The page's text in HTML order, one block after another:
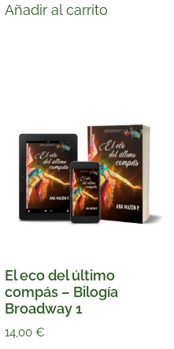
Añadir al carrito
El eco del último
compás – Bilogía
Broadway 1
14,00 €